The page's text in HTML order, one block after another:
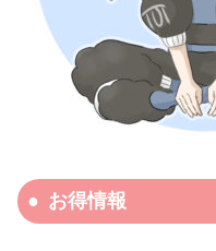
お得情報